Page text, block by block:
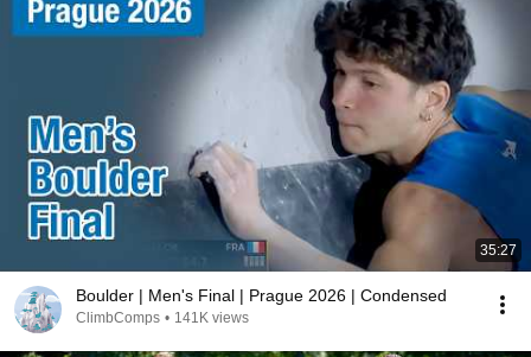
35:27
Boulder | Men's Final | Prague 2026 | Condensed
ClimbComps • 141K views